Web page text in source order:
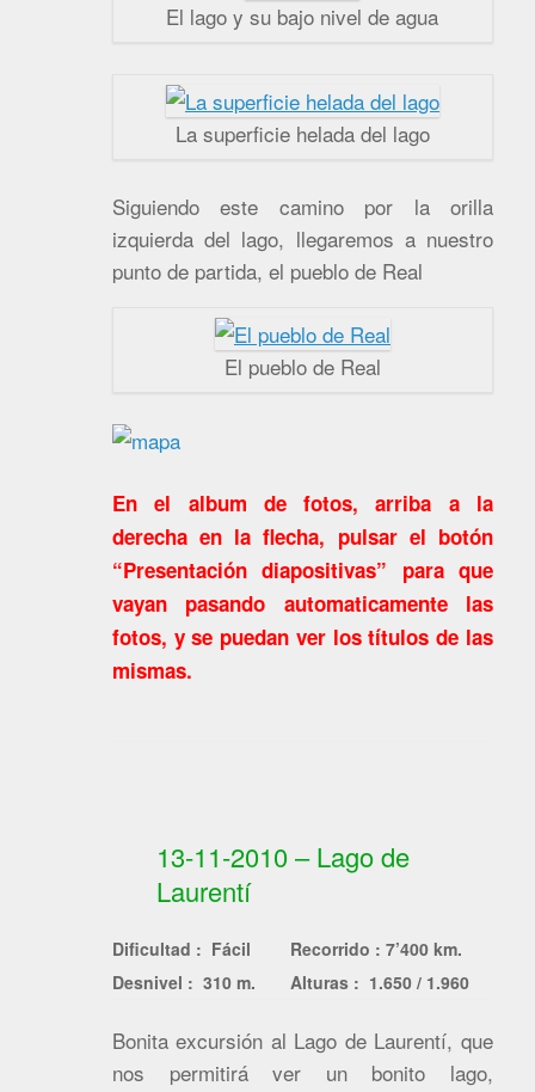
El lago y su bajo nivel de agua
La superficie helada del lago
Siguiendo este camino por la orilla
izquierda del lago, llegaremos a nuestro
punto de partida, el pueblo de Real
El pueblo de Real
En el album de fotos, arriba a la
derecha en la flecha, pulsar el botón
“Presentación diapositivas” para que
vayan pasando automaticamente las
fotos, y se puedan ver los títulos de las
mismas.
13-11-2010 – Lago de
Laurentí
Dificultad : Fácil
Recorrido : 7’400 km.
Desnivel : 310 m.
Alturas : 1.650 / 1.960
Bonita excursión al Lago de Laurentí, que
nos permitirá ver un bonito lago,